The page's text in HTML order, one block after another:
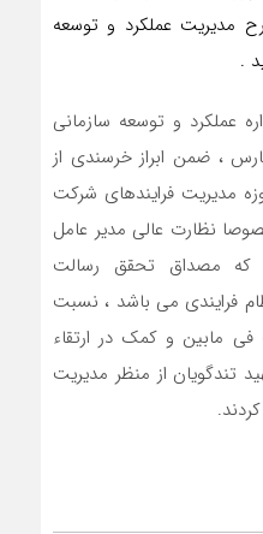
مدیریت عملکرد و توسعه
.
عملکرد و توسعه سازمانی
، ضمن ابراز خرسندی از
مدیریت فرایندهای شرکت
نظارت عالی مدیر عامل
که مصداق تحقق رسالت
فرایندی می باشد ، نسبت
فی مابین و کمک در ارتقاء
تندگویان از منظر مدیریت